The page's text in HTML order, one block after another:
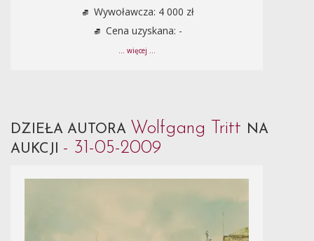
Wywoławcza: 4 000 zł
Cena uzyskana: -
... więcej ...
DZIEŁA AUTORA Wolfgang Tritt NA
AUKCJI - 31-05-2009